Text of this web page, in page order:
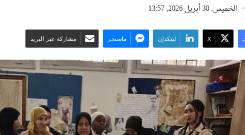
الخميس, 30 أبريل 2026, 13:57
‫X لينكدإن ماسنجر مشاركة عبر البريد